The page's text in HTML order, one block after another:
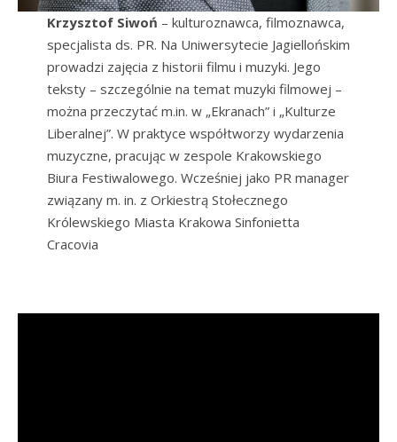
Krzysztof Siwoń – kulturoznawca, filmoznawca,
specjalista ds. PR. Na Uniwersytecie Jagiellońskim
prowadzi zajęcia z historii filmu i muzyki. Jego
teksty – szczególnie na temat muzyki filmowej –
można przeczytać m.in. w „Ekranach” i „Kulturze
Liberalnej”. W praktyce współtworzy wydarzenia
muzyczne, pracując w zespole Krakowskiego
Biura Festiwalowego. Wcześniej jako PR manager
związany m. in. z Orkiestrą Stołecznego
Królewskiego Miasta Krakowa Sinfonietta
Cracovia